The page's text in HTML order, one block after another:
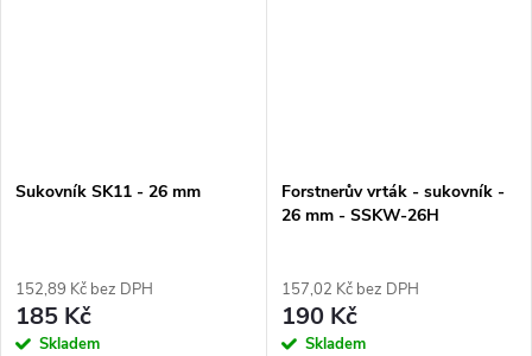
Sukovník SK11 - 26 mm
152,89 Kč bez DPH
185 Kč
Skladem
Forstnerův vrták - sukovník -
26 mm - SSKW-26H
157,02 Kč bez DPH
190 Kč
Skladem